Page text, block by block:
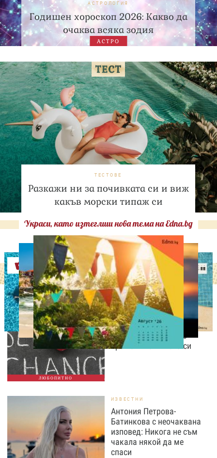
АСТРОЛОГИЯ
Годишен хороскоп 2026: Какво да
очаква всяка зодия
АСТРО
ТЕСТОВЕ
Разкажи ни за почивката си и виж
какъв морски типаж си
Украси, като изтеглиш нова тема на Edna.bg
Оферти
ЛЮБОПИТНО
ЛЮБОПИТНО
Август е месецът на
вторите шансове: Защо
точно сега най-често
променяме живота си
ИЗВЕСТНИ
Антония Петрова-
Батинкова с неочаквана
изповед: Никога не съм
чакала някой да ме
спаси